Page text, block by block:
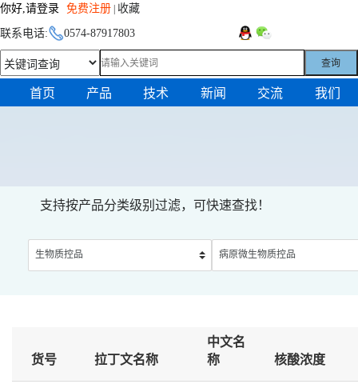
你好,请登录 免费注册 收藏
联系电话: 0574-87917803
查询
首页 产品 技术 新闻 交流 我们
支持按产品分类级别过滤，可快速查找！
货号 拉丁文名称
中文名
称
核酸浓度